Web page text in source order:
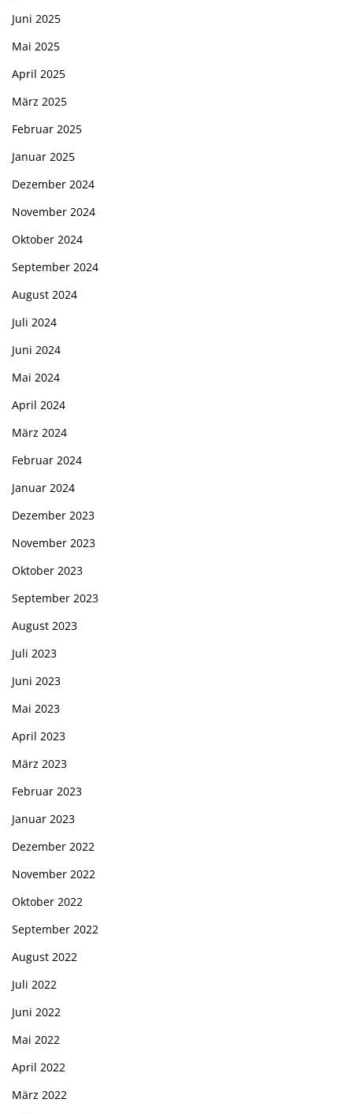
Juni 2025
Mai 2025
April 2025
März 2025
Februar 2025
Januar 2025
Dezember 2024
November 2024
Oktober 2024
September 2024
August 2024
Juli 2024
Juni 2024
Mai 2024
April 2024
März 2024
Februar 2024
Januar 2024
Dezember 2023
November 2023
Oktober 2023
September 2023
August 2023
Juli 2023
Juni 2023
Mai 2023
April 2023
März 2023
Februar 2023
Januar 2023
Dezember 2022
November 2022
Oktober 2022
September 2022
August 2022
Juli 2022
Juni 2022
Mai 2022
April 2022
März 2022